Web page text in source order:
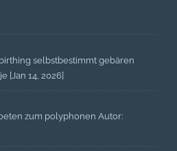
selbstbestimmt gebären
[Jan 14, 2026]
zum polyphonen Autor: